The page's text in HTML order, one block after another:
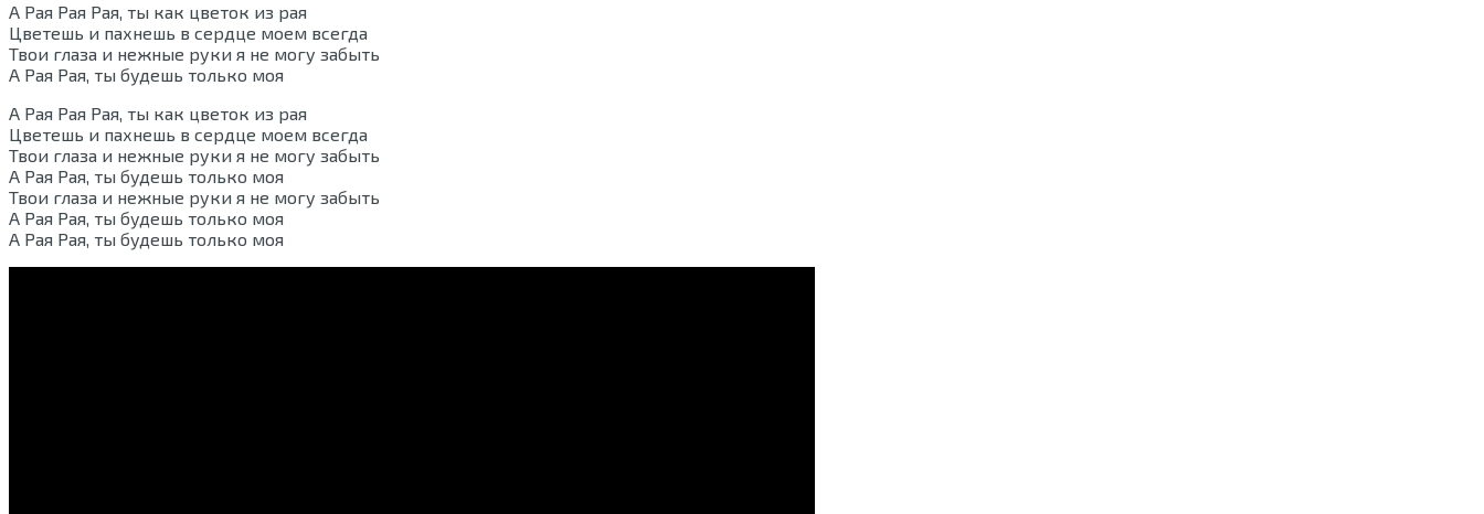
А Рая Рая Рая, ты как цветок из рая
Цветешь и пахнешь в сердце моем всегда
Твои глаза и нежные руки я не могу забыть
А Рая Рая, ты будешь только моя
А Рая Рая Рая, ты как цветок из рая
Цветешь и пахнешь в сердце моем всегда
Твои глаза и нежные руки я не могу забыть
А Рая Рая, ты будешь только моя
Твои глаза и нежные руки я не могу забыть
А Рая Рая, ты будешь только моя
А Рая Рая, ты будешь только моя